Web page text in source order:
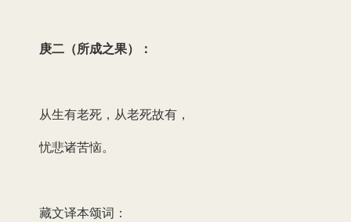
庚二（所成之果）：
从生有老死，从老死故有，
忧悲诸苦恼。
藏文译本颂词：